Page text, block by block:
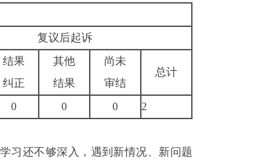
复议后起诉
结果
纠正
其他
结果
尚未
审结
总计
0 0 0
2
习还不够深入，遇到新情况、新问题